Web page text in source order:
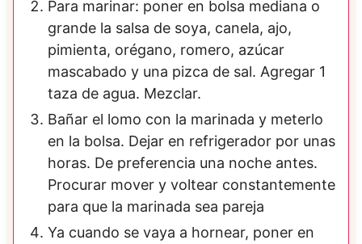
Para marinar: poner en bolsa mediana o
grande la salsa de soya, canela, ajo,
pimienta, orégano, romero, azúcar
mascabado y una pizca de sal. Agregar 1
taza de agua. Mezclar.
Bañar el lomo con la marinada y meterlo
en la bolsa. Dejar en refrigerador por unas
horas. De preferencia una noche antes.
Procurar mover y voltear constantemente
para que la marinada sea pareja
Ya cuando se vaya a hornear, poner en